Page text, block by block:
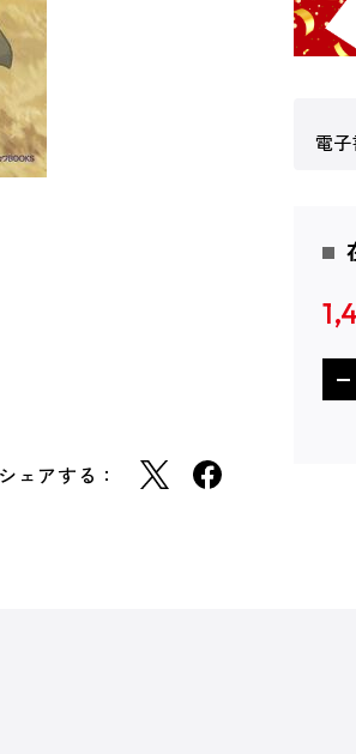
シェアする：
電子